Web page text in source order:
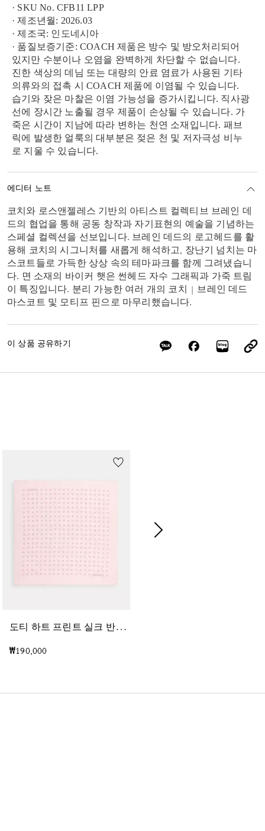
· SKU No. CFB11 LPP
· 제조년월: 2026.03
· 제조국: 인도네시아
· 품질보증기준: COACH 제품은 방수 및 방오처리되어
있지만 수분이나 오염을 완벽하게 차단할 수 없습니다.
진한 색상의 데님 또는 대량의 안료 염료가 사용된 기타
의류와의 접촉 시 COACH 제품에 이염될 수 있습니다.
습기와 잦은 마찰은 이염 가능성을 증가시킵니다. 직사광
선에 장시간 노출될 경우 제품이 손상될 수 있습니다. 가
죽은 시간이 지남에 따라 변하는 천연 소재입니다. 패브
릭에 발생한 얼룩의 대부분은 젖은 천 및 저자극성 비누
로 지울 수 있습니다.
에디터 노트
코치와 로스앤젤레스 기반의 아티스트 컬렉티브 브레인 데
드의 협업을 통해 공동 창작과 자기표현의 예술을 기념하는
스페셜 컬렉션을 선보입니다. 브레인 데드의 로고헤드를 활
용해 코치의 시그니처를 새롭게 해석하고, 장난기 넘치는 마
스코트들로 가득한 상상 속의 테마파크를 함께 그려냈습니
다. 면 소재의 바이커 햇은 썬헤드 자수 그래픽과 가죽 트림
이 특징입니다. 분리 가능한 여러 개의 코치 | 브레인 데드
마스코트 및 모티프 핀으로 마무리했습니다.
이 상품 공유하기
도
티 하트 프린트 실크 반다나
₩190,000